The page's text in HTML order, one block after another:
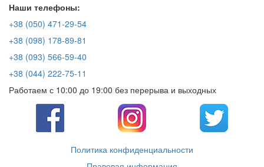
Наши телефоны:
+38 (050) 471-29-54
+38 (098) 178-89-81
+38 (093) 566-59-40
+38 (044) 222-75-11
Работаем с 10:00 до 19:00 без перерыва и выходных
Политика конфиденциальности